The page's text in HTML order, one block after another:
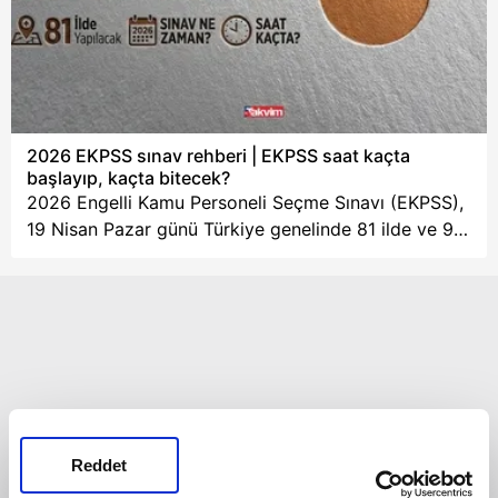
Reddet
aranmayacak.
Yerleştirmeler
tamamen 2024 KPSS
puan sıralamasına göre
yapılacak. İşte e-
Devlet Kariyer Kapısı
başvuru detayları ve
özel şartlar.
aşamalardan oluşan
sınavların ardından
toplam 1.453
personelin başarılı
olduğunu duyurdu.
2026 EKPSS sınav rehberi | EKPSS saat kaçta
başlayıp, kaçta bitecek?
2026 Engelli Kamu Personeli Seçme Sınavı (EKPSS),
19 Nisan Pazar günü Türkiye genelinde 81 ilde ve 97